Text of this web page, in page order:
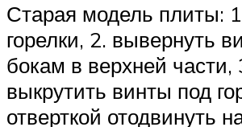
Старая модель плиты:
горелки, 2. вывернуть
бокам в верхней части,
выкрутить винты под
отверткой отодвинуть